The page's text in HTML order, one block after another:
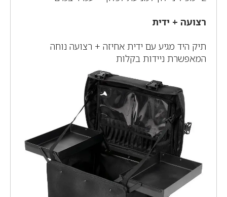
רצועה + ידית
תיק היד מגיע עם ידית אחיזה + רצועה נוחה
המאפשרת ניידות בקלות